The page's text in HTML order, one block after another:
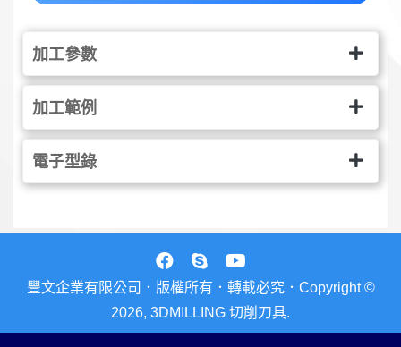
加工參數
加工範例
電子型錄
豐文企業有限公司．版權所有．轉載必究．Copyright ©
2026, 3DMILLING 切削刀具.